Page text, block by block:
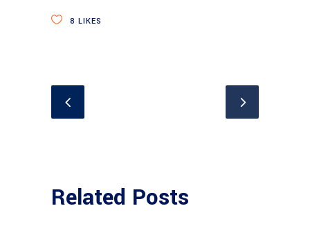
8 LIKES
Related Posts